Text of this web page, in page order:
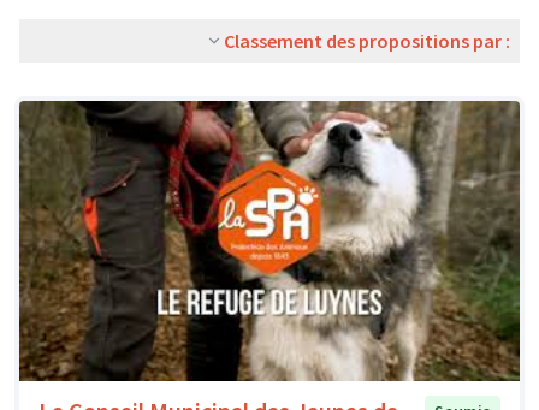
Classement des propositions par :